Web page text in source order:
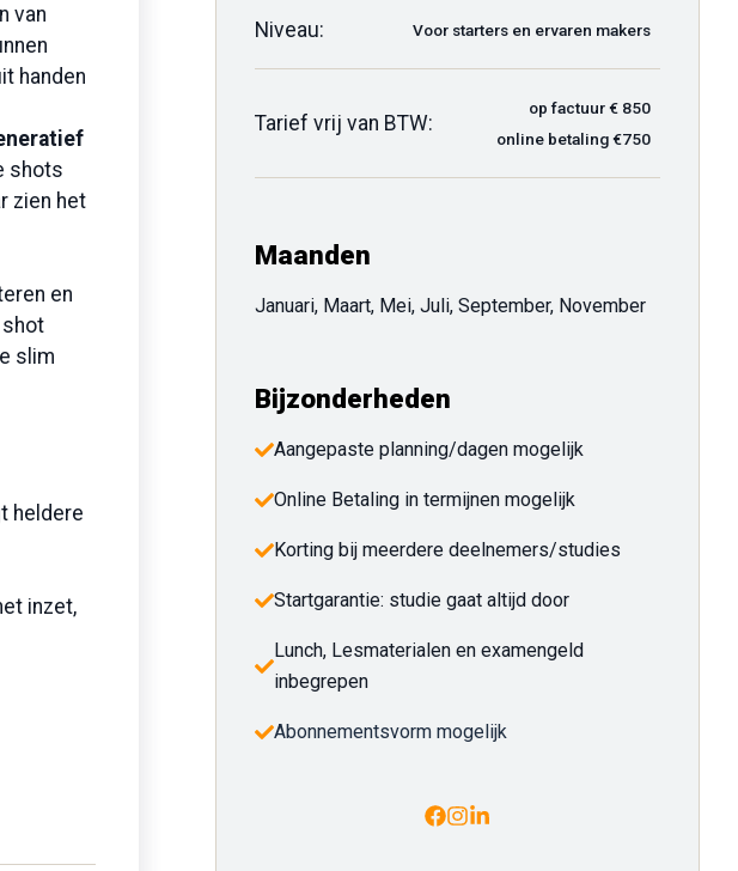
van
handen
shots
zien het
en
shot
slim
heldere
inzet,
Niveau: Voor starters en ervaren makers
Tarief vrij van BTW:
op factuur € 850
online betaling €750
Maanden
Januari, Maart, Mei, Juli, September, November
Bijzonderheden
Aangepaste planning/dagen mogelijk
Online Betaling in termijnen mogelijk
Korting bij meerdere deelnemers/studies
Startgarantie: studie gaat altijd door
Lunch, Lesmaterialen en examengeld
inbegrepen
Abonnementsvorm mogelijk